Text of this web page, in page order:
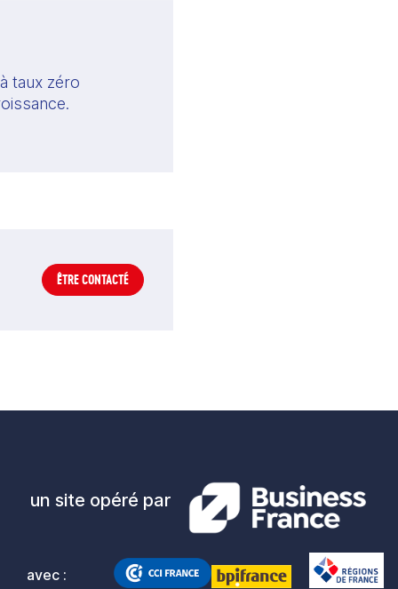
taux zéro
ÊTRE CONTACTÉ
un site opéré par
avec :